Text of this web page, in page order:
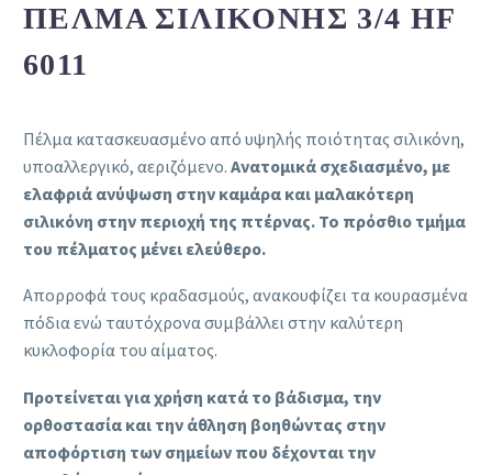
ΠΈΛΜΑ ΣΙΛΙΚΌΝΗΣ 3/4 HF
6011
Πέλμα κατασκευασμένo από υψηλής ποιότητας σιλικόνη,
υποαλλεργικό, αεριζόμενο. Ανατομικά σχεδιασμένο, με
ελαφριά ανύψωση στην καμάρα και μαλακότερη
σιλικόνη στην περιοχή της πτέρνας. To πρόσθιο τμήμα
του πέλματος μένει ελεύθερο.
Απορροφά τους κραδασμούς, ανακουφίζει τα κουρασμένα
πόδια ενώ ταυτόχρονα συμβάλλει στην καλύτερη
κυκλοφορία του αίματος.
Προτείνεται για χρήση κατά το βάδισμα, την
ορθοστασία και την άθληση βοηθώντας στην
αποφόρτιση των σημείων που δέχονται την